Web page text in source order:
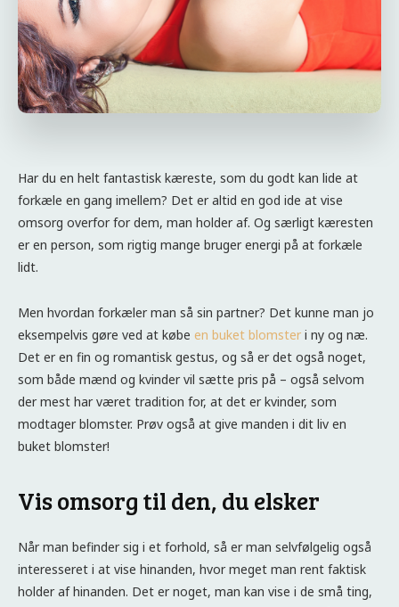
Har du en helt fantastisk kæreste, som du godt kan lide at
forkæle en gang imellem? Det er altid en god ide at vise
omsorg overfor for dem, man holder af. Og særligt kæresten
er en person, som rigtig mange bruger energi på at forkæle
lidt.
Men hvordan forkæler man så sin partner? Det kunne man jo
eksempelvis gøre ved at købe en buket blomster i ny og næ.
Det er en fin og romantisk gestus, og så er det også noget,
som både mænd og kvinder vil sætte pris på – også selvom
der mest har været tradition for, at det er kvinder, som
modtager blomster. Prøv også at give manden i dit liv en
buket blomster!
Vis omsorg til den, du elsker
Når man befinder sig i et forhold, så er man selvfølgelig også
interesseret i at vise hinanden, hvor meget man rent faktisk
holder af hinanden. Det er noget, man kan vise i de små ting,